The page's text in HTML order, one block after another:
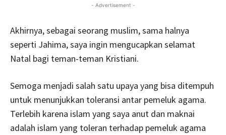
- Advertisement -
Akhirnya, sebagai seorang muslim, sama halnya
seperti Jahima, saya ingin mengucapkan selamat
Natal bagi teman-teman Kristiani.
Semoga menjadi salah satu upaya yang bisa ditempuh
untuk menunjukkan toleransi antar pemeluk agama.
Terlebih karena islam yang saya anut dan maknai
adalah islam yang toleran terhadap pemeluk agama